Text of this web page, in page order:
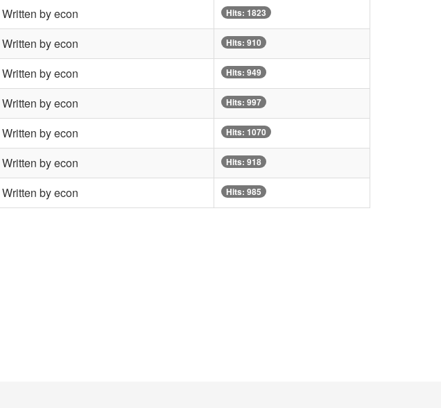
Written by econ Hits: 1823
Written by econ Hits: 910
Written by econ Hits: 949
Written by econ Hits: 997
Written by econ Hits: 1070
Written by econ Hits: 918
Written by econ Hits: 985